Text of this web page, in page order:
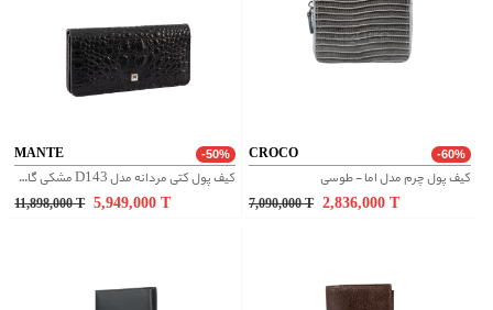
MANTE -50%
کیف پول کتی مردانه مدل D143 مشکی گاندو
11,898,000 T 5,949,000
CROCO -60%
کیف پول چرم مدل اما - طوسی
7,090,000 T 2,836,000